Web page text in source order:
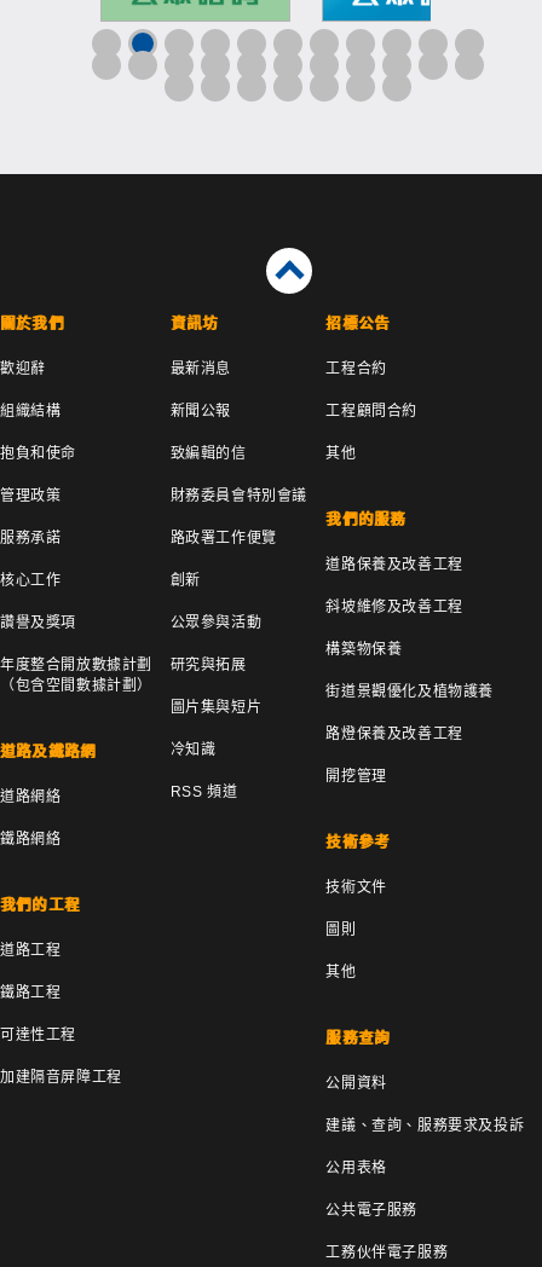
關於我們
歡迎辭
組織結構
抱負和使命
管理政策
服務承諾
核心工作
讚譽及獎項
年度整合開放數據計劃
（包含空間數據計劃）
道路及鐵路網
道路網絡
鐵路網絡
我們的工程
道路工程
鐵路工程
可達性工程
加建隔音屏障工程
資訊坊
最新消息
新聞公報
致編輯的信
財務委員會特別會議
路政署工作便覽
創新
公眾參與活動
研究與拓展
圖片集與短片
冷知識
RSS 頻道
招標公告
工程合約
工程顧問合約
其他
我們的服務
道路保養及改善工程
斜坡維修及改善工程
構築物保養
街道景觀優化及植物護養
路燈保養及改善工程
開挖管理
技術參考
技術文件
圖則
其他
服務查詢
公開資料
建議、查詢、服務要求及投訴
公用表格
公共電子服務
工務伙伴電子服務